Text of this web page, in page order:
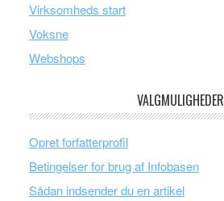
Virksomheds start
Voksne
Webshops
VALGMULIGHEDER
Opret forfatterprofil
Betingelser for brug af Infobasen
Sådan indsender du en artikel